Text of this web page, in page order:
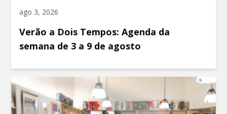
ago 3, 2026
Verão a Dois Tempos: Agenda da
semana de 3 a 9 de agosto